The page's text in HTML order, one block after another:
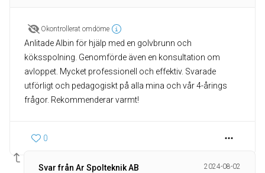
Okontrollerat omdöme
Anlitade Albin för hjälp med en golvbrunn och
köksspolning. Genomförde även en konsultation om
avloppet. Mycket professionell och effektiv. Svarade
utförligt och pedagogiskt på alla mina och vår 4-årings
frågor. Rekommenderar varmt!
0
Svar från Ar Spolteknik AB 2024-08-02